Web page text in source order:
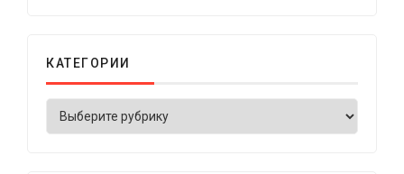
КАТЕГОРИИ